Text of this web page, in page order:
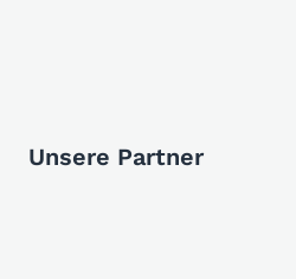
Unsere Partner